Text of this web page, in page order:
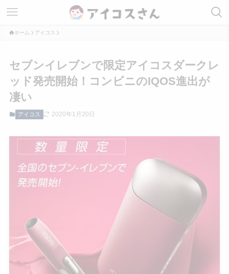
ホーム アイコス
セブンイレブンで限定アイコスダークレ
ッド発売開始！コンビニのIQOS進出が
凄い
アイコス 2020年1月20日